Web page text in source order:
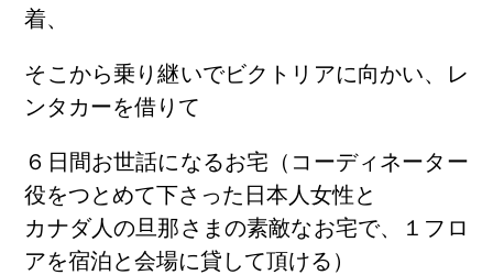
着、
そこから乗り継いでビクトリアに向かい、レ
ンタカーを借りて
６日間お世話になるお宅（コーディネーター
役をつとめて下さった日本人女性と
カナダ人の旦那さまの素敵なお宅で、１フロ
アを宿泊と会場に貸して頂ける）